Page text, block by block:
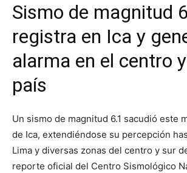
Sismo de magnitud
registra en Ica y
alarma en el centro
país
Un sismo de magnitud 6.1 sacudió este
de Ica, extendiéndose su percepción
Lima y diversas zonas del centro y sur
reporte oficial del Centro Sismológico